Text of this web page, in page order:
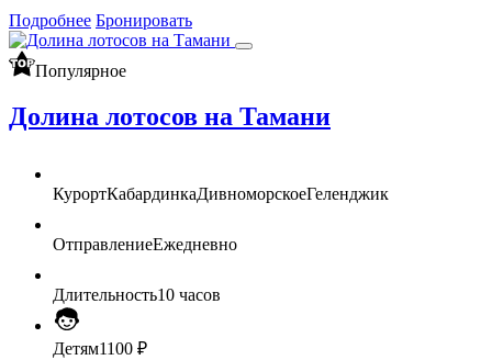
Подробнее Бронировать
Популярное
Долина лотосов на Тамани
КурортКабардинкаДивноморскоеГеленджик
ОтправлениеЕжедневно
Длительность10 часов
Детям1100 ₽